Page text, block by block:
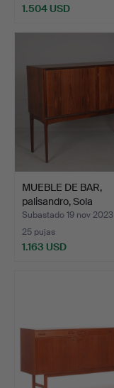
1.504 USD
MUEBLE DE BAR,
palisandro, Sola
Møbelfabri…
Subastado 19 nov 2023
25 pujas
1.163 USD